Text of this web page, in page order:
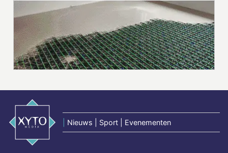
Nieuws | Sport | Evenementen